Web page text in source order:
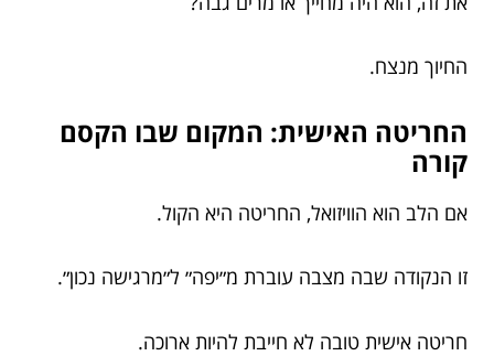
החיוך מנצח.
החריטה האישית: המקום שבו הקסם
קורה
אם הלב הוא הוויזואל, החריטה היא הקול.
זו הנקודה שבה מצבה עוברת מ״יפה״ ל״מרגישה נכון״.
חריטה אישית טובה לא חייבת להיות ארוכה.